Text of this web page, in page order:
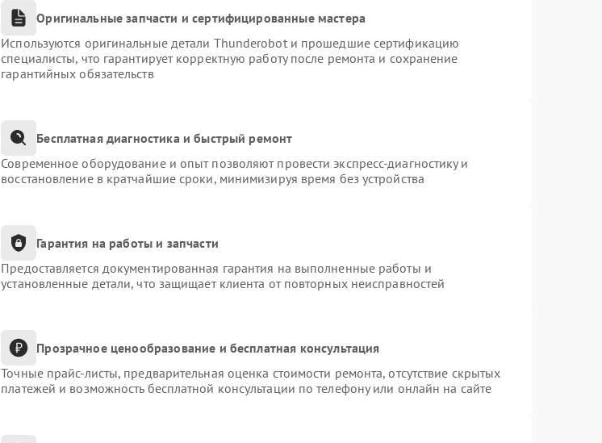
Оригинальные запчасти и сертифицированные мастера
Используются оригинальные детали Thunderobot и прошедшие сертификацию
специалисты, что гарантирует корректную работу после ремонта и сохранение
гарантийных обязательств
Бесплатная диагностика и быстрый ремонт
Современное оборудование и опыт позволяют провести экспресс-диагностику и
восстановление в кратчайшие сроки, минимизируя время без устройства
Гарантия на работы и запчасти
Предоставляется документированная гарантия на выполненные работы и
установленные детали, что защищает клиента от повторных неисправностей
Прозрачное ценообразование и бесплатная консультация
Точные прайс-листы, предварительная оценка стоимости ремонта, отсутствие скрытых
платежей и возможность бесплатной консультации по телефону или онлайн на сайте